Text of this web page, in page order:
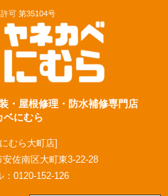
可 第35104号
・屋根修理・防水補修専門店
ベにむら
むら大町店]
佐南区大町東3-22-28
0120-152-126